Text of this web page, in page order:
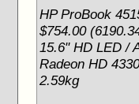
HP ProBook
$754.00
15.6" HD LED /
Radeon HD
2.59kg